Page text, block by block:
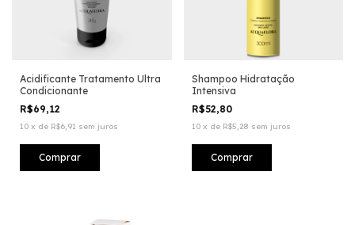
Acidificante Tratamento Ultra
Condicionante
R$69,12
10 x de R$6,91 sem juros
Shampoo Hidratação
Intensiva
R$52,80
10 x de R$5,28 sem juros